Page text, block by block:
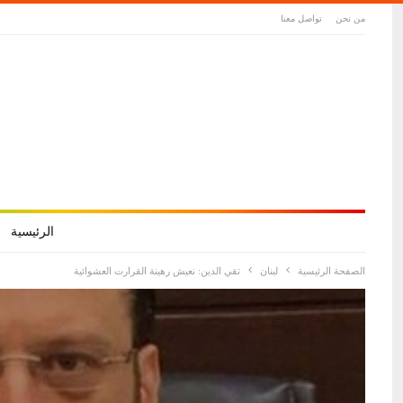
من نحن تواصل معنا
الرئيسية
الصفحة الرئيسية لبنان تقي الدين: نعيش رهينة القرارت العشوائية